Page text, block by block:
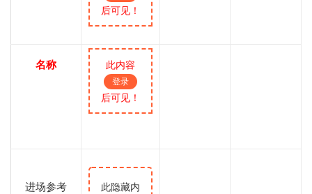
后可见！
名称 此内容
登录
后可见！
进场参考
此隐藏内